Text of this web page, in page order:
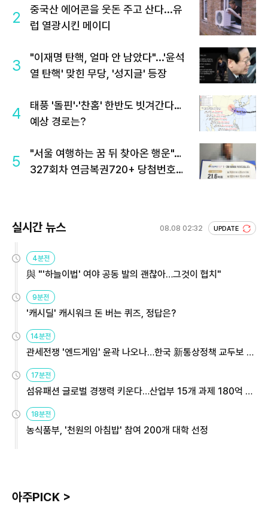
2
중국산 에어콘을 웃돈 주고 산다...유
럽 열광시킨 메이디
3
"이재명 탄핵, 얼마 안 남았다"...'윤석
열 탄핵' 맞힌 무당, '성지글' 등장
4
태풍 '돌핀'·'찬홈' 한반도 빗겨간다…
예상 경로는?
5
"서울 여행하는 꿈 뒤 찾아온 행운"…
327회차 연금복권720+ 당첨번호조
실시간 뉴스 08.08 02:32 UPDATE
4분전
與 "'하늘이법' 여야 공동 발의 괜찮아…그것이 협치"
9분전
'캐시딜' 캐시워크 돈 버는 퀴즈, 정답은?
14분전
관세전쟁 '엔드게임' 윤곽 나오나…한국 新통상정책 교두보 활
용해야
17분전
섬유패션 글로벌 경쟁력 키운다…산업부 15개 과제 180억 지
원
18분전
농식품부, '천원의 아침밥' 참여 200개 대학 선정
아주PICK >